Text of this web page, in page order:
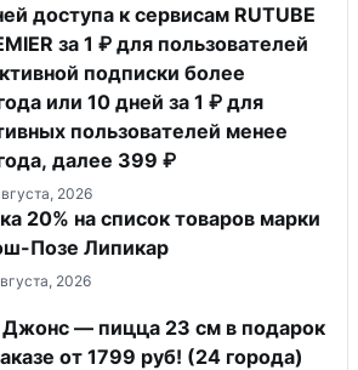
доступа к сервисам RUTUBE
за 1 ₽ для пользователей
подписки более
или 10 дней за 1 ₽ для
пользователей менее
далее 399 ₽
2026
20% на список товаров марки
Позе Липикар
2026
Джонс — пицца 23 см в подарок
от 1799 руб! (24 города)